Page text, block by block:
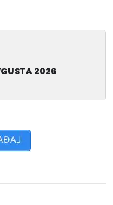
2026